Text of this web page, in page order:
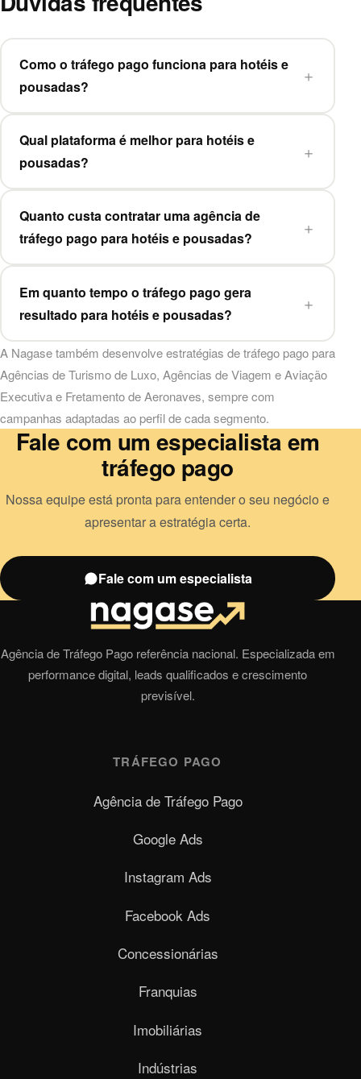
Como o tráfego pago funciona para hotéis e
pousadas?
Qual plataforma é melhor para hotéis e
pousadas?
Quanto custa contratar uma agência de
tráfego pago para hotéis e pousadas?
Em quanto tempo o tráfego pago gera
resultado para hotéis e pousadas?
A Nagase também desenvolve estratégias detráfego pago para
Agências de Turismo de Luxo, Agências de Viagem eAviação
Executiva e Fretamento de Aeronaves, sempre com
campanhas adaptadas ao perfil de cada segmento.
Fale com um especialista em
tráfego pago
Nossa equipe está pronta para entender o seu negócio e
apresentar a estratégia certa.
Fale com um especialista
Agência de Tráfego Pago referência nacional. Especializada em
performance digital, leads qualificados e crescimento
previsível.
TRÁFEGO PAGO
Agência de Tráfego Pago
Google Ads
Instagram Ads
Facebook Ads
Concessionárias
Franquias
Imobiliárias
Indústrias